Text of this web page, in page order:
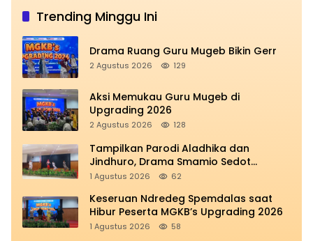
Trending Minggu Ini
Drama Ruang Guru Mugeb Bikin Gerr
2 Agustus 2026 129
Aksi Memukau Guru Mugeb di
Upgrading 2026
2 Agustus 2026 128
Tampilkan Parodi Aladhika dan
Jindhuro, Drama Smamio Sedot
Perhatian di MGKB Upgrading 2026
1 Agustus 2026 62
Keseruan Ndredeg Spemdalas saat
Hibur Peserta MGKB’s Upgrading 2026
1 Agustus 2026 58